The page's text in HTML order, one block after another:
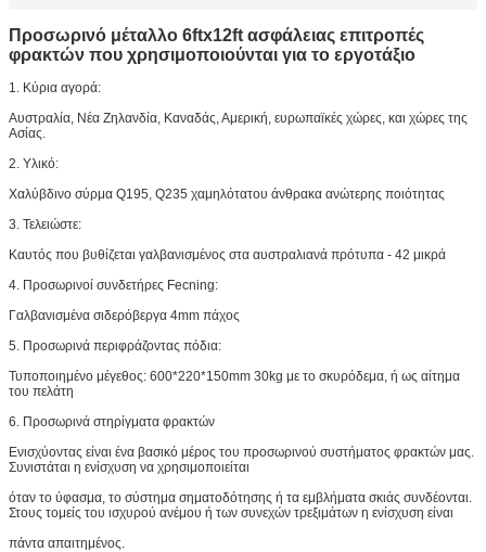
Προσωρινό μέταλλο 6ftx12ft ασφάλειας επιτροπές
φρακτών που χρησιμοποιούνται για το εργοτάξιο
1. Κύρια αγορά:
Αυστραλία, Νέα Ζηλανδία, Καναδάς, Αμερική, ευρωπαϊκές χώρες, και χώρες της
Ασίας.
2. Υλικό:
Χαλύβδινο σύρμα Q195, Q235 χαμηλότατου άνθρακα ανώτερης ποιότητας
3. Τελειώστε:
Καυτός που βυθίζεται γαλβανισμένος στα αυστραλιανά πρότυπα - 42 μικρά
4. Προσωρινοί συνδετήρες Fecning:
Γαλβανισμένα σιδερόβεργα 4mm πάχος
5. Προσωρινά περιφράζοντας πόδια:
Τυποποιημένο μέγεθος: 600*220*150mm 30kg με το σκυρόδεμα, ή ως αίτημα
του πελάτη
6. Προσωρινά στηρίγματα φρακτών
Ενισχύοντας είναι ένα βασικό μέρος του προσωρινού συστήματος φρακτών μας.
Συνιστάται η ενίσχυση να χρησιμοποιείται
όταν το ύφασμα, το σύστημα σηματοδότησης ή τα εμβλήματα σκιάς συνδέονται.
Στους τομείς του ισχυρού ανέμου ή των συνεχών τρεξιμάτων η ενίσχυση είναι
πάντα απαιτημένος.